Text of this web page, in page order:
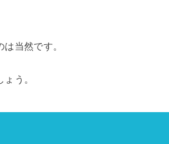
当然です。
う。